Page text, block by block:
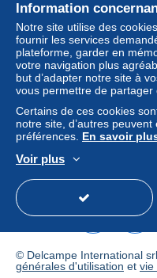
Information
Notre site utilise des
fournir les services
plateforme, garder en
votre navigation plus
but d’adapter notre site à
vous permettre de partager
Certains de ces cookies
notre site, d’autres
préférences. En savoir
Voir plus
Acheter sur Delcampe
Vendre sur Delcampe
Un site sécurisé
© Delcampe International
générales d'utilisation et vie